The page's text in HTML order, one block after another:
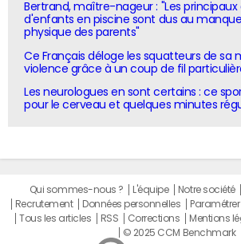
Bertrand, maître-nageur : "Les
d'enfants en piscine sont dus au
physique des parents"
Ce Français déloge les squatteurs de sa
violence grâce à un coup de fil
Les neurologues en sont certains : ce
pour le cerveau et quelques minutes
Qui sommes-nous ? L'équipe Notre société
Recrutement
Données personnelles
Tous les articles
RSS Corrections Mentions
© 2025 CCM Benchmark